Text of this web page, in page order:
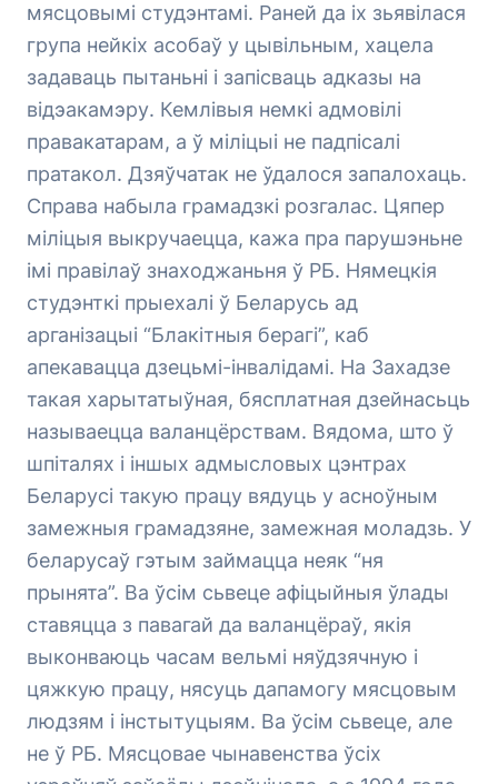
мясцовымі студэнтамі. Раней да іх зьявілася
група нейкіх асобаў у цывільным, хацела
задаваць пытаньні і запісваць адказы на
відэакамэру. Кемлівыя немкі адмовілі
правакатарам, а ў міліцыі не падпісалі
пратакол. Дзяўчатак не ўдалося запалохаць.
Справа набыла грамадзкі розгалас. Цяпер
міліцыя выкручаецца, кажа пра парушэньне
імі правілаў знаходжаньня ў РБ. Нямецкія
студэнткі прыехалі ў Беларусь ад
арганізацыі “Блакітныя берагі”, каб
апекавацца дзецьмі-інвалідамі. На Захадзе
такая харытатыўная, бясплатная дзейнасьць
называецца валанцёрствам. Вядома, што ў
шпіталях і іншых адмысловых цэнтрах
Беларусі такую працу вядуць у асноўным
замежныя грамадзяне, замежная моладзь. У
беларусаў гэтым займацца неяк “ня
прынята”. Ва ўсім сьвеце афіцыйныя ўлады
ставяцца з павагай да валанцёраў, якія
выконваюць часам вельмі няўдзячную і
цяжкую працу, нясуць дапамогу мясцовым
людзям і інстытуцыям. Ва ўсім сьвеце, але
не ў РБ. Мясцовае чынавенства ўсіх